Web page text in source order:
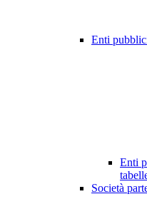
Enti
Enti
Società